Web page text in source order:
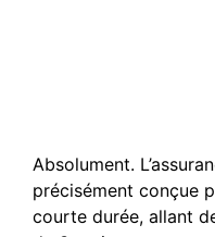
Absolument.
précisément conçue
courte durée, allant